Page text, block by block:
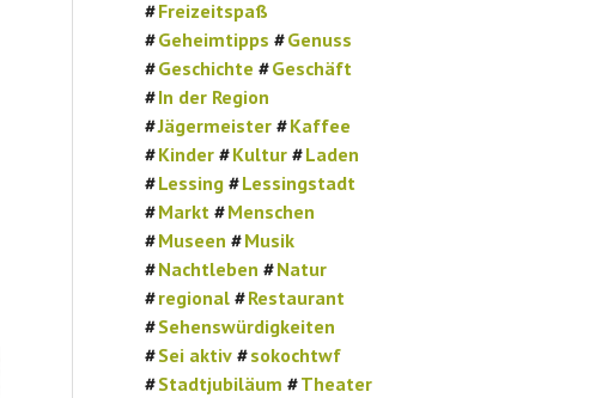
Freizeitspaß
Geheimtipps
Genuss
Geschichte
Geschäft
In der Region
Jägermeister
Kaffee
Kinder
Kultur
Laden
Lessing
Lessingstadt
Markt
Menschen
Museen
Musik
Nachtleben
Natur
regional
Restaurant
Sehenswürdigkeiten
Sei aktiv
sokochtwf
Stadtjubiläum
Theater